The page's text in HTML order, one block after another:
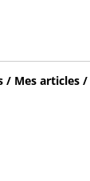
/ Mes articles /